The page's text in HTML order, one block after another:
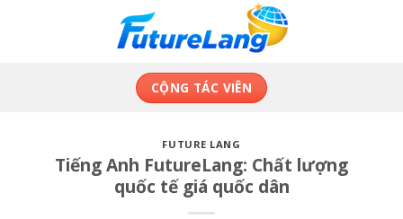
CỘNG TÁC VIÊN
FUTURE LANG
Tiếng Anh FutureLang: Chất lượng
quốc tế giá quốc dân